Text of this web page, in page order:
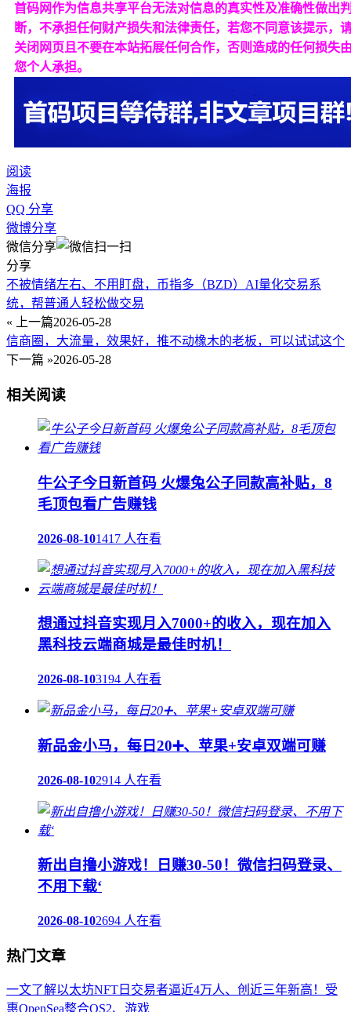
首码网作为信息共享平台无法对信息的真实性及准确性做出
断，不承担任何财产损失和法律责任，若您不同意该提示，
关闭网页且不要在本站拓展任何合作，否则造成的任何损失
您个人承担。
阅读
海报
QQ 分享
微博分享
微信分享
分享
不被情绪左右、不用盯盘，币指多（BZD）AI量化交易系
统，帮普通人轻松做交易
« 上一篇2026-05-28
信商圈，大流量，效果好，推不动橡木的老板，可以试试这个
下一篇 »2026-05-28
相关阅读
牛公子今日新首码 火爆兔公子同款高补贴，8
毛顶包看广告赚钱
2026-08-101417 人在看
想通过抖音实现月入7000+的收入，现在加入
黑科技云端商城是最佳时机！
2026-08-103194 人在看
新品金小马，每日20➕、苹果+安卓双端可赚
2026-08-102914 人在看
新出自撸小游戏！日赚30-50！微信扫码登录、
不用下载‘
2026-08-102694 人在看
热门文章
一文了解以太坊NFT日交易者逼近4万人、创近三年新高！受
惠OpenSea整合OS2、游戏